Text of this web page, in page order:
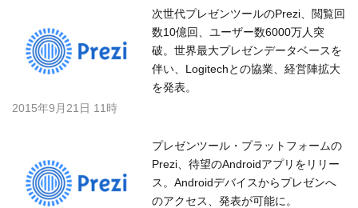
次世代プレゼンツールのPrezi、閲覧回
数10億回、ユーザー数6000万人突
破。世界最大プレゼンデータベースを
伴い、Logitechとの協業、経営陣拡大
を発表。
2015年9月21日 11時
プレゼンツール・プラットフォームの
Prezi、待望のAndroidアプリをリリー
ス。Androidデバイスからプレゼンへ
のアクセス、発表が可能に。